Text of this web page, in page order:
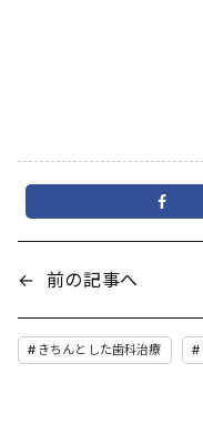
← 前の記事へ
きちんとした歯科治療